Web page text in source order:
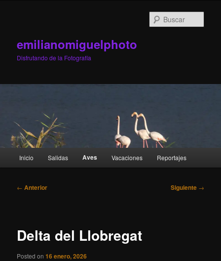
emilianomiguelphoto
Disfrutando de la Fotografía
principal
Inicio Salidas Aves Vacaciones Reportajes
Navegación
← Anterior Siguiente →
Delta del Llobregat
Posted on16 enero, 2026